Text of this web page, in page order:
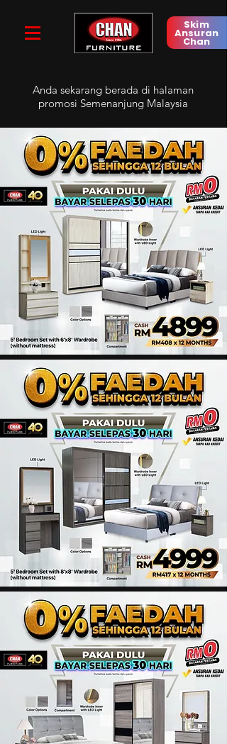
Skim
Ansuran
Chan
Anda sekarang berada di halaman
promosi Semenanjung Malaysia